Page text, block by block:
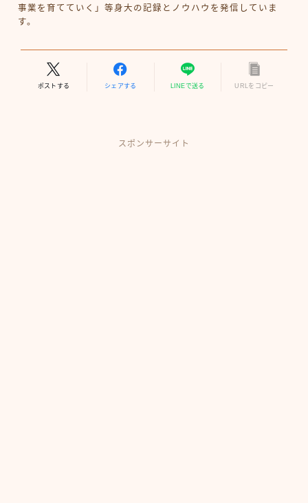
事業を育てていく」等身大の記録とノウハウを発信していま
す。
ポストする シェアする LINEで送る URLをコピー
スポンサーサイト